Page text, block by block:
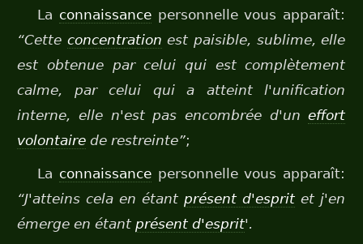
La connaissancepersonnelle vous apparaît:
“Cette concentration est paisible, sublime, elle
est obtenue par celui qui est complètement
calme, par celui qui a atteint l'unification
interne, elle n'est pas encombrée d'uneffort
volontaire de restreinte”;
La connaissancepersonnelle vous apparaît:
“J'atteins cela en étantprésent d'esprit et j'en
émerge en étantprésent d'esprit'.